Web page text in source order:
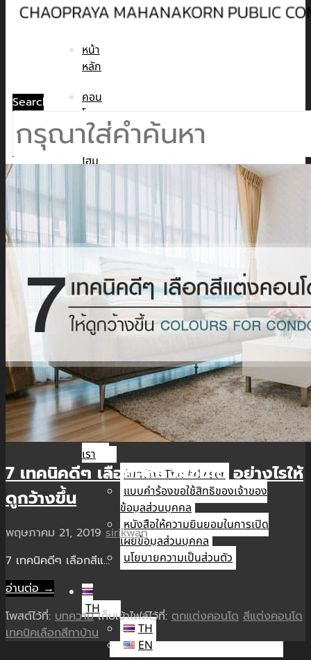
หน้า
หลัก
คอน
โด
ทาวน์
โฮม
เดี่ยว
พูล
วิลล่า
ข่าวสาร
CMC WE CARE
CMC WE TALK
CMC Sustainability
นัก
ลงทุน
สัมพันธ์
ติดต่อ
เรา
รับสมัคร The Adviser
แบบคำร้องขอใช้สิทธิของเจ้าของ
ข้อมูลส่วนบุคคล
หนังสือให้ความยินยอมในการเปิด
เผยข้อมูลส่วนบุคคล
นโยบายความเป็นส่วนตัว
TH
TH
EN
Search
7 เทคนิคดีๆ เลือกสีแต่งคอนโด อย่างไรให้
ดูกว้างขึ้น
พฤษภาคม 21, 2019 sirikwan
7 เทคนิคดีๆ เลือกสีแ…
อ่านต่อ →
โพสต์ไว้ที่: บทความ เก็บเข้าไฟล์ไว้ที่: ตกแต่งคอนโด สีแต่งคอนโด
เทคนิคเลือกสีทาบ้าน